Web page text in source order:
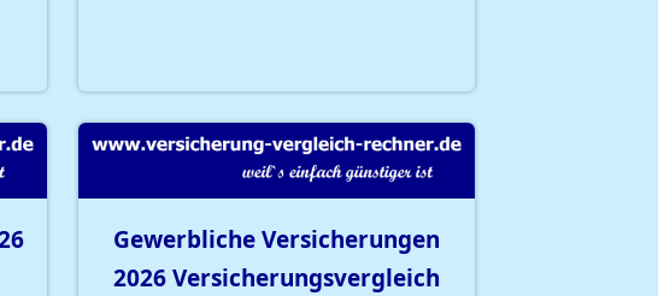
Gewerbliche Versicherungen
2026Versicherungsvergleich